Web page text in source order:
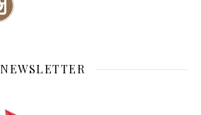
NEWSLETTER